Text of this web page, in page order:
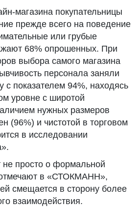
магазина покупательницы
прежде всего на поведение
или грубые
68% опрошенных. При
выбора самого магазина
персонала заняли
с показателем 94%, находясь
уровне с широтой
нужных размеров
(96%) и чистотой в торговом
в исследовании
не просто о формальной
в «СТОКМАНН»,
смещается в сторону более
взаимодействия.